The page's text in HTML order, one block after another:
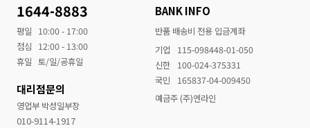
1644-8883
평일
10:00 - 17:00
점심
12:00 - 13:00
휴일 토/일/공휴일
대리점문의
영업부 박성일부장
010-9114-1917
BANK INFO
반품 배송비 전용 입금계좌
기업
115-098448-01-050
신한
100-024-375331
국민
165837-04-009450
예금주 (주)엔라인